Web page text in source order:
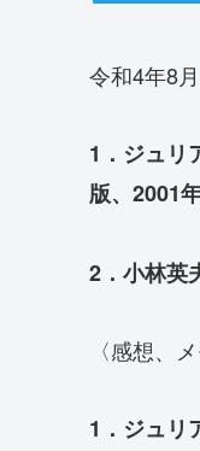
令和4年8
1．ジュリ
版、2001
2．小林英
〈感想、メ
1．ジュリ